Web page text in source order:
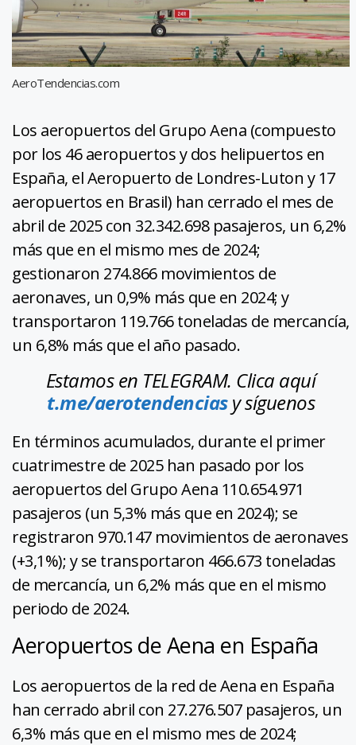
AeroTendencias.com
Los aeropuertos del Grupo Aena (compuesto
por los 46 aeropuertos y dos helipuertos en
España, el Aeropuerto de Londres-Luton y 17
aeropuertos en Brasil) han cerrado el mes de
abril de 2025 con 32.342.698 pasajeros, un 6,2%
más que en el mismo mes de 2024;
gestionaron 274.866 movimientos de
aeronaves, un 0,9% más que en 2024; y
transportaron 119.766 toneladas de mercancía,
un 6,8% más que el año pasado.
Estamos en TELEGRAM. Clica aquí
t.me/aerotendenciasy síguenos
En términos acumulados, durante el primer
cuatrimestre de 2025 han pasado por los
aeropuertos del Grupo Aena 110.654.971
pasajeros (un 5,3% más que en 2024); se
registraron 970.147 movimientos de aeronaves
(+3,1%); y se transportaron 466.673 toneladas
de mercancía, un 6,2% más que en el mismo
periodo de 2024.
Aeropuertos de Aena en España
Los aeropuertos de la red de Aena en España
han cerrado abril con 27.276.507 pasajeros, un
6,3% más que en el mismo mes de 2024;